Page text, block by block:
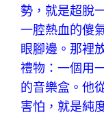
勢，就是超脫
一腔熱血的傻
眼腳邊。那裡
禮物：一個用
的音樂盒。他
害怕，就是純